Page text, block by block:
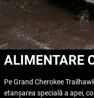
ALIMENTARE
Pe Grand Cherokee
etanșarea specială a apei,